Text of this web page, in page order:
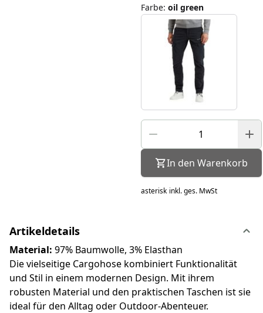
Farbe: oil green
In den Warenkorb
asterisk inkl. ges. MwSt
Artikeldetails
Material: 97% Baumwolle, 3% Elasthan
Die vielseitige Cargohose kombiniert Funktionalität
und Stil in einem modernen Design. Mit ihrem
robusten Material und den praktischen Taschen ist sie
ideal für den Alltag oder Outdoor-Abenteuer.